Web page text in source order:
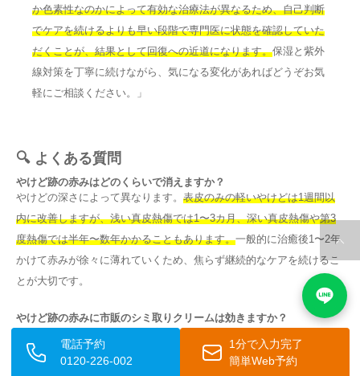
か色素性なのかによって有効な治療法が異なるため、自己判断
でケアを続けるよりも早い段階で専門医に状態を確認していた
だくことが、結果として回復への近道になります。保湿と紫外
線対策を丁寧に続けながら、気になる変化があればどうぞお気
軽にご相談ください。」
🔍 よくある質問
やけど跡の赤みはどのくらいで消えますか？
やけどの深さによって異なります。 表皮のみの軽いやけどは1週間以
内に改善しますが、浅い真皮熱傷では1〜3カ月、深い真皮熱傷や第3
度熱傷では半年〜数年かかることもあります。一般的に治癒後1〜2年
かけて赤みが徐々に薄れていくため、焦らず継続的なケアを続けるこ
とが大切です。
やけど跡の赤みに市販のシミ取りクリームは効きますか？
やけど跡の赤みが毛細血管の増生（血管性の赤み）によるものであれ
ば、ハイドロキノンなど市販の美白成分では十分な効果は期待しにく
電話予約
0120-226-002
1分で入力完了
簡単Web予約